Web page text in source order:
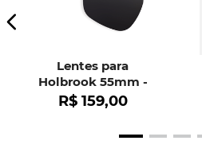
Lentes para
Holbrook 55mm -
OO9102
R$ 159,00